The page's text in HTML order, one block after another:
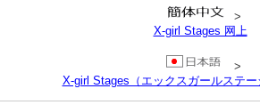
>
X-girl Stages 网上
>
X-girl Stages（エックスガールステー